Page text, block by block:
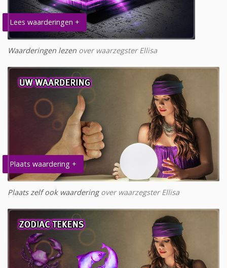
Lees waarderingen +
Waarderingen lezen over waarzegster Ellisa
Plaats waardering +
Plaats zelf ook waarderingover waarzegster Ellisa